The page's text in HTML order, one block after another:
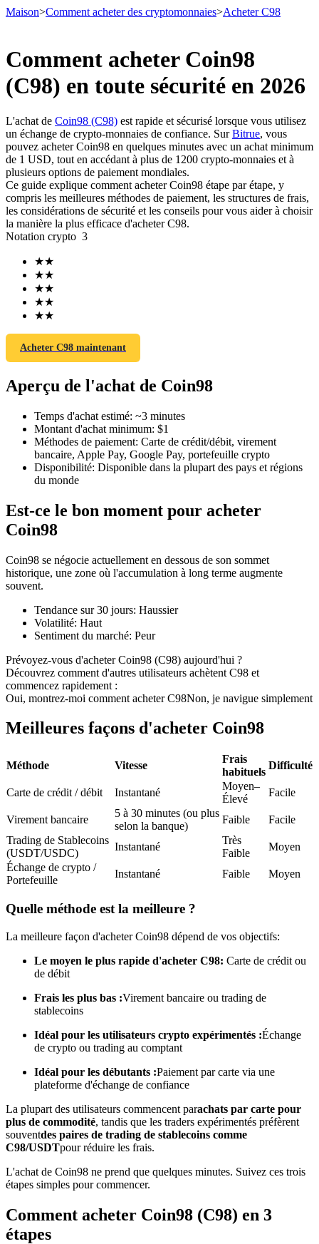
Contrats à terme
Futures USDT
Futures COIN-M
Contrats à terme sur crypto-monnaie
TradFi
premières
Futures USDC
Futures utilisant l'USDC comme garantie
Copie de Trading
Rejoignez les meilleurs traders
Devenez un trader de copie
trading
Information
commerciales, etc.
Maison>Comment acheter des cryptomonnaies>Acheter C98
Comment acheter Coin98
(C98) en toute sécurité en 2026
L'achat de Coin98 (C98) est rapide et sécurisé lorsque vous utilisez
un échange de crypto-monnaies de confiance. SurBitrue, vous
pouvez acheter Coin98 en quelques minutes avec un achat minimum
de 1 USD, tout en accédant à plus de 1200 crypto-monnaies et à
plusieurs options de paiement mondiales.
Ce guide explique comment acheter Coin98 étape par étape, y
compris les meilleures méthodes de paiement, les structures de frais,
les considérations de sécurité et les conseils pour vous aider à choisir
la manière la plus efficace d'acheter C98.
Notation crypto 3
★★
★★
★★
★★
★★
Acheter C98 maintenant
Aperçu de l'achat de Coin98
Temps d'achat estimé: ~3 minutes
Montant d'achat minimum: $1
Méthodes de paiement: Carte de crédit/débit, virement
bancaire, Apple Pay, Google Pay, portefeuille crypto
Disponibilité: Disponible dans la plupart des pays et régions
du monde
Est-ce le bon moment pour acheter
Coin98
Coin98 se négocie actuellement en dessous de son sommet
historique, une zone où l'accumulation à long terme augmente
souvent.
Tendance sur 30 jours: Haussier
Volatilité: Haut
Sentiment du marché: Peur
Prévoyez-vous d'acheter Coin98 (C98) aujourd'hui ?
Découvrez comment d'autres utilisateurs achètent C98 et
commencez rapidement :
Oui, montrez-moi comment acheter C98Non, je navigue simplement
Meilleures façons d'acheter Coin98
Méthode Vitesse
Frais
habituels
Difficulté
Carte de crédit / débit Instantané
Moyen–
Élevé
Facile
Virement bancaire
5 à 30 minutes (ou plus
selon la banque)
Faible
Facile
Trading de Stablecoins
(USDT/USDC)
Instantané
Très
Faible
Moyen
Échange de crypto /
Portefeuille
Instantané Faible Moyen
Quelle méthode est la meilleure ?
La meilleure façon d'acheter Coin98 dépend de vos objectifs:
Le moyen le plus rapide d'acheter C98: Carte de crédit ou
de débit
Frais les plus bas :Virement bancaire ou trading de
stablecoins
Idéal pour les utilisateurs crypto expérimentés :Échange
de crypto ou trading au comptant
Idéal pour les débutants :Paiement par carte via une
plateforme d'échange de confiance
La plupart des utilisateurs commencent parachats par carte pour
plus de commodité, tandis que les traders expérimentés préfèrent
souventdes paires de trading de stablecoins comme
C98/USDTpour réduire les frais.
L'achat de Coin98 ne prend que quelques minutes. Suivez ces trois
étapes simples pour commencer.
Comment acheter Coin98 (C98) en 3
étapes